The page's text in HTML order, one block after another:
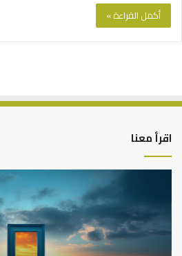
أكمل القراءة »
اقرأ معنا
التوازن
عمل
الدنيا
وطلب
الآخرة